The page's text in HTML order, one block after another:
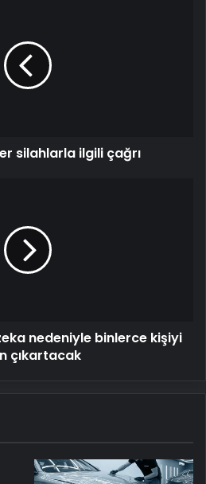
silahlarla ilgili çağrı
nedeniyle binlerce kişiyi
çıkartacak